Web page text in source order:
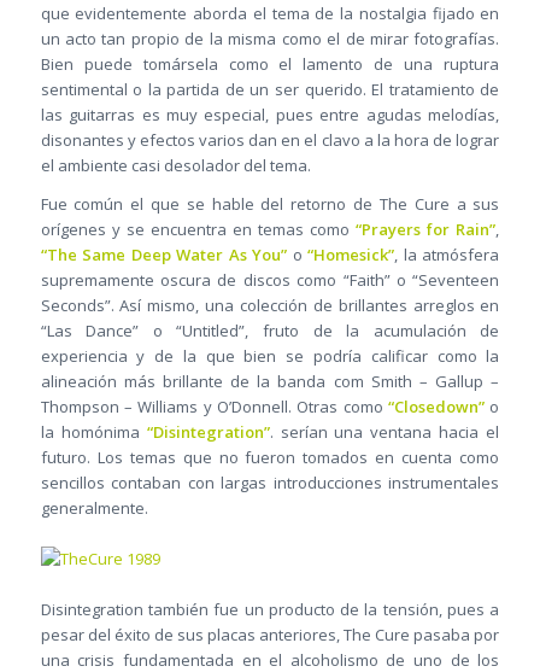
que evidentemente aborda el tema de la nostalgia fijado en
un acto tan propio de la misma como el de mirar fotografías.
Bien puede tomársela como el lamento de una ruptura
sentimental o la partida de un ser querido. El tratamiento de
las guitarras es muy especial, pues entre agudas melodías,
disonantes y efectos varios dan en el clavo a la hora de lograr
el ambiente casi desolador del tema.
Fue común el que se hable del retorno de The Cure a sus
orígenes y se encuentra en temas como“Prayers for Rain”,
“The Same Deep Water As You” o“Homesick”, la atmósfera
supremamente oscura de discos como “Faith” o “Seventeen
Seconds”. Así mismo, una colección de brillantes arreglos en
“Las Dance” o “Untitled”, fruto de la acumulación de
experiencia y de la que bien se podría calificar como la
alineación más brillante de la banda com Smith – Gallup –
Thompson – Williams y O’Donnell. Otras como“Closedown” o
la homónima “Disintegration”. serían una ventana hacia el
futuro. Los temas que no fueron tomados en cuenta como
sencillos contaban con largas introducciones instrumentales
generalmente.
Disintegration también fue un producto de la tensión, pues a
pesar del éxito de sus placas anteriores, The Cure pasaba por
una crisis fundamentada en el alcoholismo de uno de los